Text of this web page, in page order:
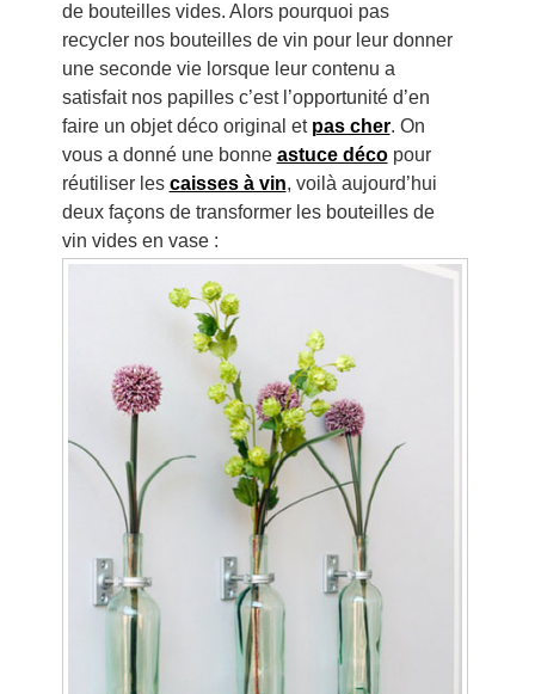
de bouteilles vides. Alors pourquoi pas
recycler nos bouteilles de vin pour leur donner
une seconde vie lorsque leur contenu a
satisfait nos papilles c’est l’opportunité d’en
faire un objet déco original et pas cher. On
vous a donné une bonne astuce décopour
réutiliser les caisses à vin, voilà aujourd’hui
deux façons de transformer les bouteilles de
vin vides en vase :